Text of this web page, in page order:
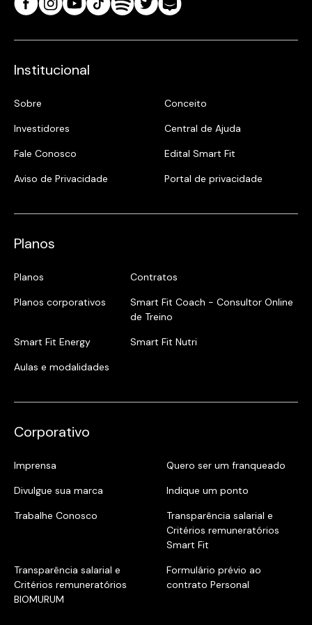
Institucional
Sobre
Conceito
Investidores
Central de Ajuda
Fale Conosco
Edital Smart Fit
Aviso de Privacidade
Portal de privacidade
Planos
Planos
Contratos
Planos corporativos
Smart Fit Coach - Consultor Online
de Treino
Smart Fit Energy
Smart Fit Nutri
Aulas e modalidades
Corporativo
Imprensa
Quero ser um franqueado
Divulgue sua marca
Indique um ponto
Trabalhe Conosco
Transparência salarial e
Critérios remuneratórios
Smart Fit
Transparência salarial e
Critérios remuneratórios
BIOMURUM
Formulário prévio ao
contrato Personal